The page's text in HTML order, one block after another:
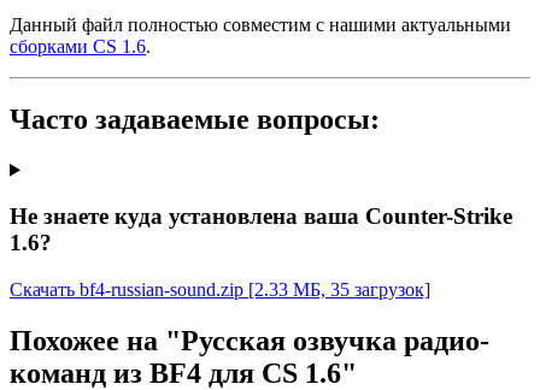
Данный файл полностью совместим с нашими актуальными
сборками CS 1.6.
Часто задаваемые вопросы:
Не знаете куда установлена ваша Counter-Strike
1.6?
Скачать bf4-russian-sound.zip [2.33 МБ, 35 загрузок]
Похожее на "Русская озвучка радио-
команд из BF4 для CS 1.6"